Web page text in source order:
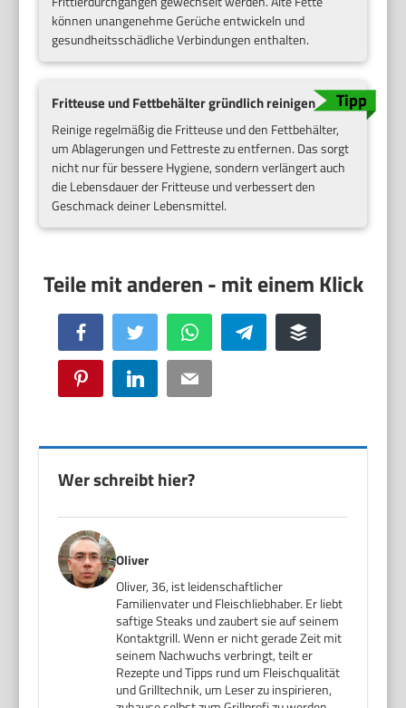
können unangenehme Gerüche entwickeln und
gesundheitsschädliche Verbindungen enthalten.
Fritteuse und Fettbehälter gründlich reinigen
Reinige regelmäßig die Fritteuse und den Fettbehälter,
um Ablagerungen und Fettreste zu entfernen. Das sorgt
nicht nur für bessere Hygiene, sondern verlängert auch
die Lebensdauer der Fritteuse und verbessert den
Geschmack deiner Lebensmittel.
Facebook Twitter WhatsApp Telegram Buffer
Pinterest LinkedIn Email
Wer schreibt hier?
Oliver
Oliver, 36, ist leidenschaftlicher
Familienvater und Fleischliebhaber. Er liebt
saftige Steaks und zaubert sie auf seinem
Kontaktgrill. Wenn er nicht gerade Zeit mit
seinem Nachwuchs verbringt, teilt er
Rezepte und Tipps rund um Fleischqualität
und Grilltechnik, um Leser zu inspirieren,